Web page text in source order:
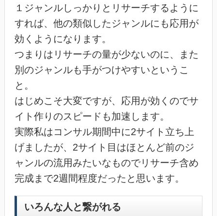
１ジャンルしっかりとリサーチするように
すれば、他の類似したジャンルにも応用が
効くようになります。
つまりはリサーチの量が少ないのに、また
別のジャンルも手がつけやすいというこ
と。
はじめこそ大変ですが、応用が効くのでサ
イト作りのスピードも加速します。
実際私はコンサル期間中に2サイト立ち上
げましたが、2サイト目はほとんど前のジ
ャンルの流用みたいなものでリサーチ含め
完成まで2週間程度だったと思います。
いろんな人と繋がれる